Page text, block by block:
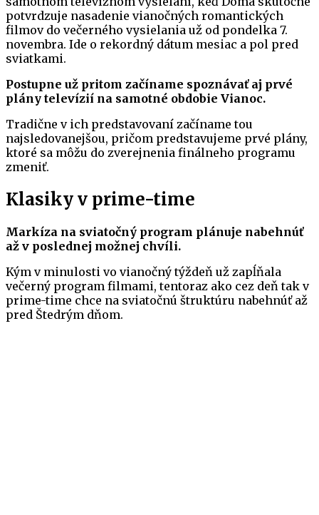
potvrdzuje nasadenie vianočných romantických
filmov do večerného vysielania už od pondelka 7.
novembra. Ide o rekordný dátum mesiac a pol pred
sviatkami.
Postupne už pritom začíname spoznávať aj prvé
plány televízií na samotné obdobie Vianoc.
Tradične v ich predstavovaní začíname tou
najsledovanejšou, pričom predstavujeme prvé plány,
ktoré sa môžu do zverejnenia finálneho programu
zmeniť.
Klasiky v prime-time
Markíza na sviatočný program plánuje nabehnúť
až v poslednej možnej chvíli.
Kým v minulosti vo vianočný týždeň už zapĺňala
večerný program filmami, tentoraz ako cez deň tak v
prime-time chce na sviatočnú štruktúru nabehnúť až
pred Štedrým dňom.